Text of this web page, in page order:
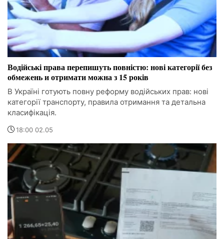
Водійські права перепишуть повністю: нові категорії без
обмежень и отримати можна з 15 років
В Україні готують повну реформу водійських прав: нові
категорії транспорту, правила отримання та детальна
класифікація.
18:00 02.05